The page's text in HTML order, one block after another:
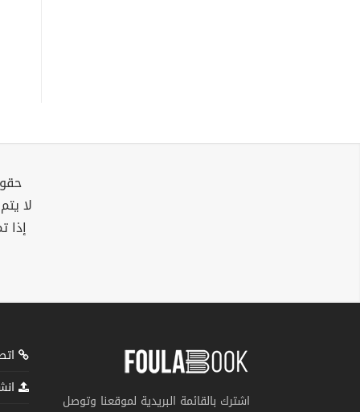
لا
إذا
اشترك بالقائمة البريدية لموقعنا وتوصل